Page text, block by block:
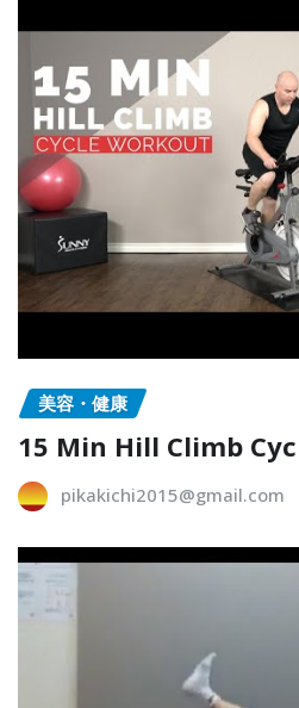
美容・健康
15 Min Hill Climb
pikakichi2015@gmail.com